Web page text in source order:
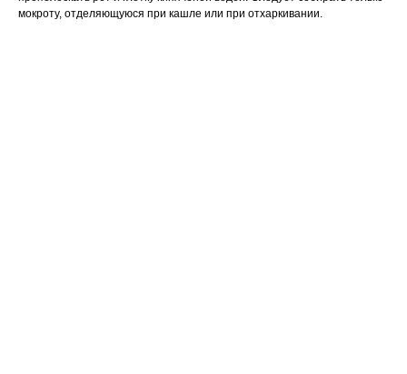
мокроту, отделяющуюся при кашле или при отхаркивании.